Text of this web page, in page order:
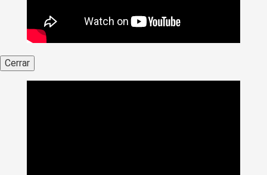
Cerrar